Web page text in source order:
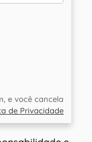
e você cancela
de Privacidade